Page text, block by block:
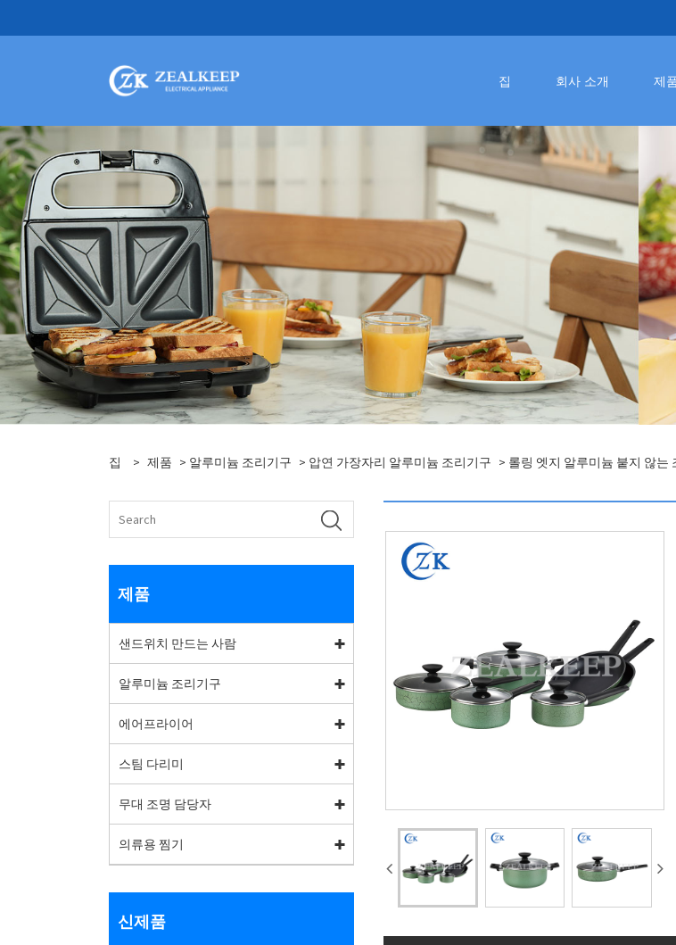
집 회사 소개 제
집 > 제품 > 알루미늄 조리기구 > 압연 가장자리 알루미늄 조리기구 > 롤링 엣지 알루미늄 붙지 않는
제품
샌드위치 만드는 사람
알루미늄 조리기구
에어프라이어
스팀 다리미
무대 조명 담당자
의류용 찜기
신제품